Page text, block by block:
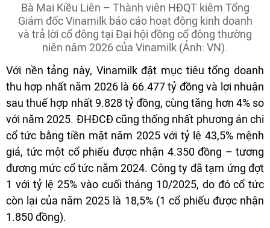
Bà Mai Kiều Liên – Thành viên HĐQT kiêm Tổng
Giám đốc Vinamilk báo cáo hoạt động kinh doanh
và trả lời cổ đông tại Đại hội đồng cổ đông thường
niên năm 2026 của Vinamilk (Ảnh: VN).
Với nền tảng này, Vinamilk đặt mục tiêu tổng doanh
thu hợp nhất năm 2026 là 66.477 tỷ đồng và lợi nhuận
sau thuế hợp nhất 9.828 tỷ đồng, cùng tăng hơn 4% so
với năm 2025. ĐHĐCĐ cũng thống nhất phương án chi
cổ tức bằng tiền mặt năm 2025 với tỷ lệ 43,5% mệnh
giá, tức một cổ phiếu được nhận 4.350 đồng – tương
đương mức cổ tức năm 2024. Công ty đã tạm ứng đợt
1 với tỷ lệ 25% vào cuối tháng 10/2025, do đó cổ tức
còn lại của năm 2025 là 18,5% (1 cổ phiếu được nhận
1.850 đồng).